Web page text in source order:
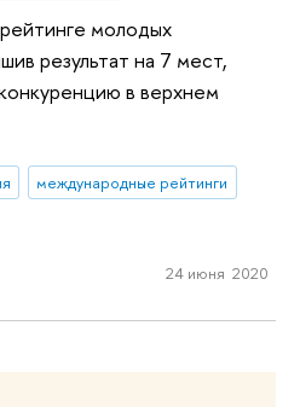
молодых
результат на 7 мест,
в верхнем
международные рейтинги
24 июня 2020